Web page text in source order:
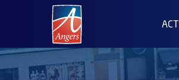
Angers.fr : Retour à